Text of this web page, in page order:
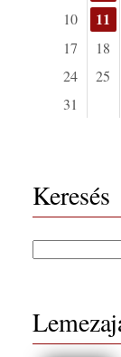
10 11
17
18
24
25
31
Keresés